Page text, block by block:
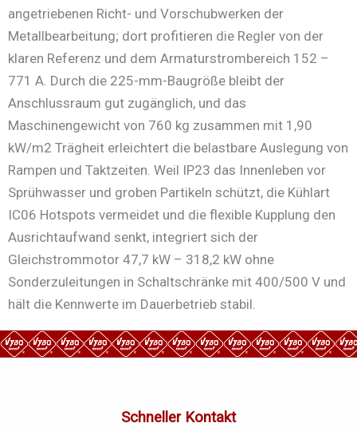
angetriebenen Richt- und Vorschubwerken der
Metallbearbeitung; dort profitieren die Regler von der
klaren Referenz und dem Armaturstrombereich 152 –
771 A. Durch die 225-mm-Baugröße bleibt der
Anschlussraum gut zugänglich, und das
Maschinengewicht von 760 kg zusammen mit 1,90
kW/m2 Trägheit erleichtert die belastbare Auslegung von
Rampen und Taktzeiten. Weil IP23 das Innenleben vor
Sprühwasser und groben Partikeln schützt, die Kühlart
IC06 Hotspots vermeidet und die flexible Kupplung den
Ausrichtaufwand senkt, integriert sich der
Gleichstrommotor 47,7 kW – 318,2 kW ohne
Sonderzuleitungen in Schaltschränke mit 400/500 V und
hält die Kennwerte im Dauerbetrieb stabil.
Schneller Kontakt